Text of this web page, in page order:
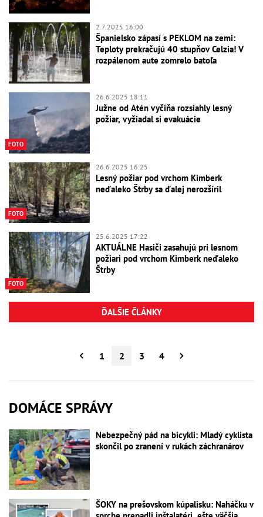
2.7.2025 16:00
Španielsko zápasí s PEKLOM na zemi:
Teploty prekračujú 40 stupňov Celzia! V
rozpálenom aute zomrelo batoľa
FOTO
26.6.2025 18:11
Južne od Atén vyčíňa rozsiahly lesný
požiar, vyžiadal si evakuácie
FOTO
26.6.2025 16:25
Lesný požiar pod vrchom Kimberk
neďaleko Štrby sa ďalej nerozšíril
FOTO
25.6.2025 17:22
AKTUÁLNE Hasiči zasahujú pri lesnom
požiari pod vrchom Kimberk neďaleko
Štrby
ĎALŠIE ČLÁNKY
1 2 3 4
DOMÁCE SPRÁVY
Nebezpečný pád na bicykli: Mladý cyklista
skončil po zranení v rukách záchranárov
ŠOKY na prešovskom kúpalisku: Naháčku v